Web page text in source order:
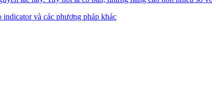
indicator và các phương pháp khác